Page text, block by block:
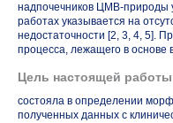
надпочечников ЦМВ-природы
работах указывается на
недостаточности [2, 3, 4, 5].
процесса, лежащего в основе
Цель настоящей работы
состояла в определении
полученных данных с